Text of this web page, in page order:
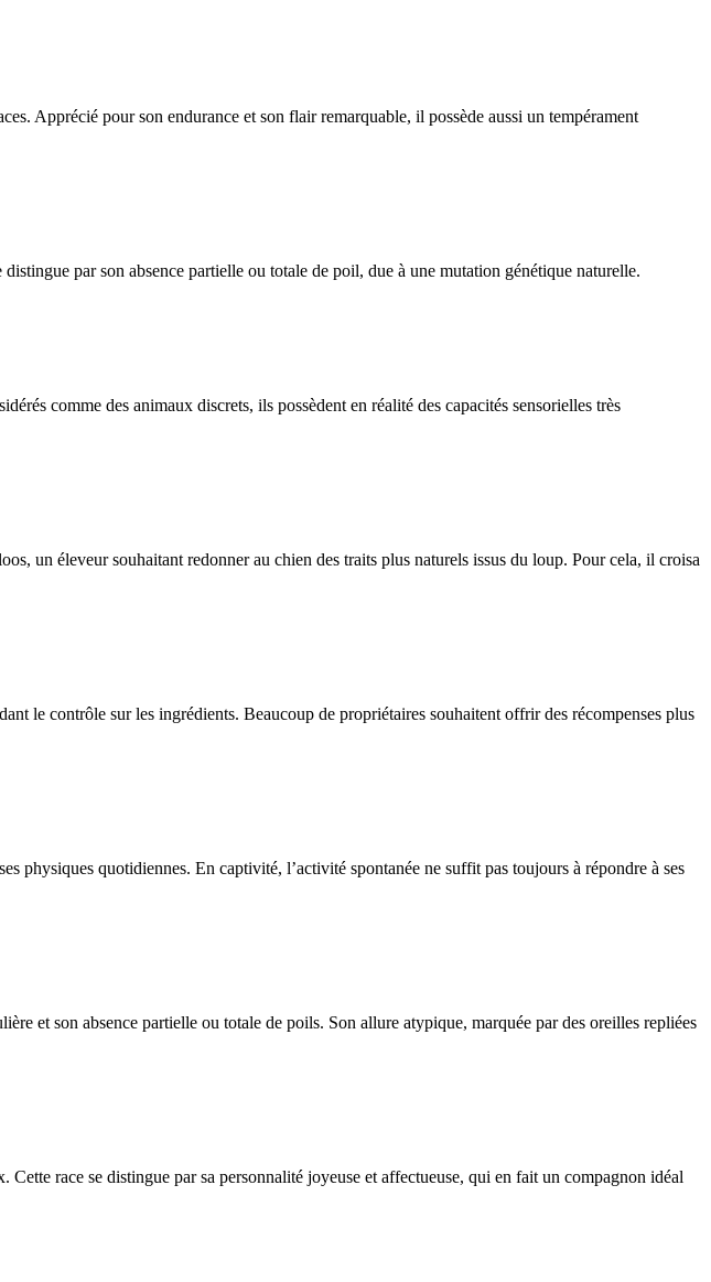
Apprécié pour son endurance et son flair remarquable, il possède aussi un tempérament
par son absence partielle ou totale de poil, due à une mutation génétique naturelle.
comme des animaux discrets, ils possèdent en réalité des capacités sensorielles très
un éleveur souhaitant redonner au chien des traits plus naturels issus du loup. Pour cela, il croisa
le contrôle sur les ingrédients. Beaucoup de propriétaires souhaitent offrir des récompenses plus
physiques quotidiennes. En captivité, l’activité spontanée ne suffit pas toujours à répondre à ses
et son absence partielle ou totale de poils. Son allure atypique, marquée par des oreilles repliées
race se distingue par sa personnalité joyeuse et affectueuse, qui en fait un compagnon idéal